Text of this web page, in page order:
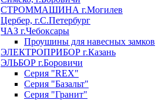
СТРОММАШИНА г.Могилев
Цербер, г.С.Петербург
ЧАЗ г.Чебоксары
Проушины для навесных замков
ЭЛЕКТРОПРИБОР г.Казань
ЭЛЬБОР г.Боровичи
Серия "REX"
Серия "Базальт"
Серия "Гранит"